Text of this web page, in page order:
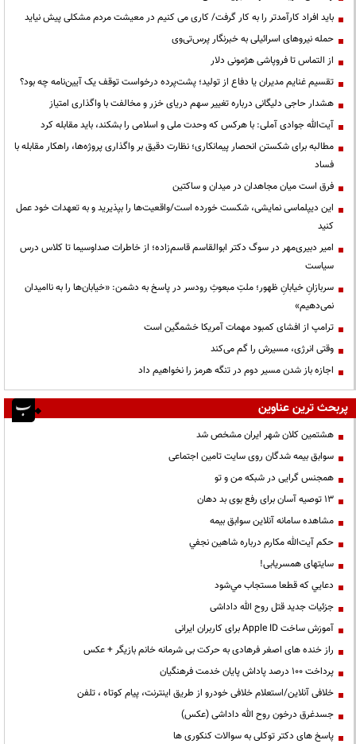
باید افراد کارآمدتر را به کار گرفت/ کاری می کنیم در معیشت مردم مشکلی پیش نیاید
حمله نیروهای اسرائیلی به خبرنگار پرس‌تی‌وی
از التماس تا فروپاشی هژمونی دلار
تقسیم غنایم مدیران یا دفاع از تولید؛ پشت‌پرده درخواست توقف یک آیین‌نامه چه بود؟
هشدار حاجی دلیگانی درباره تغییر سهم دریای خزر و مخالفت با واگذاری امتیاز
آیت‌الله جوادی آملی: با هرکس که وحدت ملی و اسلامی را بشکند، باید مقابله کرد
مطالبه برای شکستن انحصار پیمانکاری؛ نظارت دقیق بر واگذاری پروژه‌ها، راهکار مقابله با
فساد
فرق است میان مجاهدان در میدان و ساکتین
این دیپلماسی نمایشی، شکست خورده است/واقعیت‌ها را بپذیرید و به تعهدات خود عمل
کنید
امیر دبیری‌مهر در سوگ دکتر ابوالقاسم قاسم‌زاده؛ از خاطرات صداوسیما تا کلاس درس
سیاست
سربازانِ خیابانِ ظهور؛ ملتِ مبعوثِ رودسر در پاسخ به دشمن: «خیابان‌ها را به ناامیدان
نمی‌دهیم»
ترامپ از افشای کمبود مهمات آمریکا خشمگین است
وقتی انرژی، مسیرش را گم می‌کند
اجازه باز شدن مسیر دوم در تنگه هرمز را نخواهیم داد
پربحث ترین عناوین
هشتمین کلان شهر ایران مشخص شد
سوابق بیمه شدگان روی سایت تامین اجتماعی
همجنس گرایی در شبکه من و تو
13 توصیه آسان برای رفع بوی بد دهان
مشاهده سامانه آنلاين سوابق بیمه
حكم آيت‌الله مكارم درباره شاهين نجفي
سایتهای همسریابی!
دعايي كه قطعا مستجاب مي‌شود
جزئیات جدید قتل روح الله داداشی
آموزش ساخت Apple ID برای کاربران ایرانی
راز خنده های اصغر فرهادی به حرکت بی شرمانه خانم بازیگر + عکس
پرداخت ۱۰۰ درصد پاداش پایان خدمت فرهنگیان
خلافی آنلاین/استعلام خلافی خودرو از طریق اینترنت، پیام کوتاه ، تلفن
جسدغرق درخون روح الله داداشی (عکس)
پاسخ های دکتر توکلی به سوالات کنکوری ها